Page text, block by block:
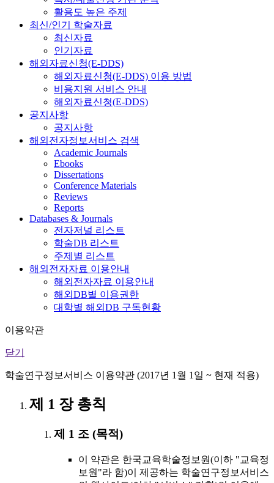
활용도 높은 주제
최신/인기 학술자료
최신자료
인기자료
해외자료신청(E-DDS)
해외자료신청(E-DDS) 이용 방법
비용지원 서비스 안내
해외자료신청(E-DDS)
공지사항
공지사항
해외전자정보서비스 검색
Academic Journals
Ebooks
Dissertations
Conference Materials
Reviews
Reports
Databases & Journals
전자저널 리스트
학술DB 리스트
주제별 리스트
해외전자자료 이용안내
해외전자자료 이용안내
해외DB별 이용권한
대학별 해외DB 구독현황
이용약관
닫기
학술연구정보서비스 이용약관 (2017년 1월 1일 ~ 현재 적용)
제 1 장 총칙
제 1 조 (목적)
이 약관은 한국교육학술정보원(이하 "교육정
보원"라 함)이 제공하는 학술연구정보서비스